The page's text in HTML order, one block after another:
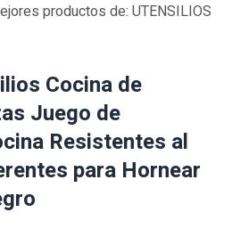
productos de: UTENSILIOS
Cocina de
Juego de
Resistentes al
para Hornear